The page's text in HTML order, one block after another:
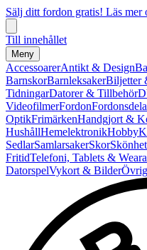
Sälj ditt fordon gratis! Läs mer
Till innehållet
Meny
AccessoarerAntikt & Design
BarnskorBarnleksakerBiljetter
TidningarDatorer & Tillbehör
VideofilmerFordon
OptikFrimärkenHandgjort &
HushållHemelektronikHobby
SedlarSamlarsakerSkorSkönhet
FritidTelefoni, Tablets &
DatorspelVykort & Bilder